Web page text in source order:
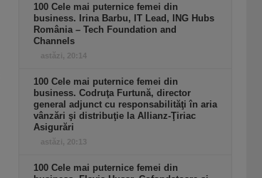
100 Cele mai puternice femei din
business. Irina Barbu, IT Lead, ING Hubs
România – Tech Foundation and
Channels
astăzi, 20:14
100 Cele mai puternice femei din
business. Codruţa Furtună, director
general adjunct cu responsabilităţi în aria
vânzări şi distribuţie la Allianz-Ţiriac
Asigurări
astăzi, 20:13
100 Cele mai puternice femei din